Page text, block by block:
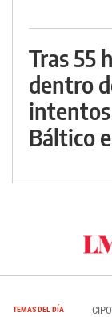
Tras 55
dentro
Báltico
TEMAS DEL DÍA